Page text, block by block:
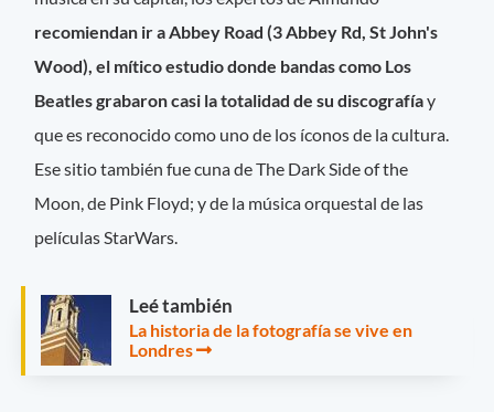
recomiendan ir a Abbey Road (3 Abbey Rd, St John's
Wood), el mítico estudio donde bandas como Los
Beatles grabaron casi la totalidad de su discografíay
que es reconocido como uno de los íconos de la cultura.
Ese sitio también fue cuna de The Dark Side of the
Moon, de Pink Floyd; y de la música orquestal de las
películas StarWars.
Leé también
La historia de la fotografía se vive en
Londres